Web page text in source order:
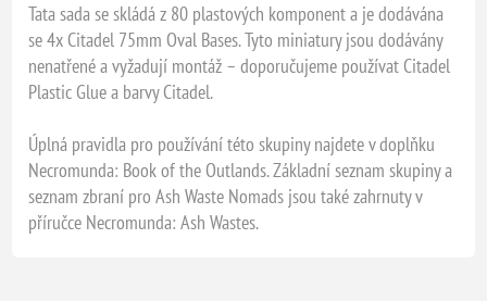
Tata sada se skládá z 80 plastových komponent a je dodávána
se 4x Citadel 75mm Oval Bases. Tyto miniatury jsou dodávány
nenatřené a vyžadují montáž – doporučujeme používat Citadel
Plastic Glue a barvy Citadel.
Úplná pravidla pro používání této skupiny najdete v doplňku
Necromunda: Book of the Outlands. Základní seznam skupiny a
seznam zbraní pro Ash Waste Nomads jsou také zahrnuty v
příručce Necromunda: Ash Wastes.